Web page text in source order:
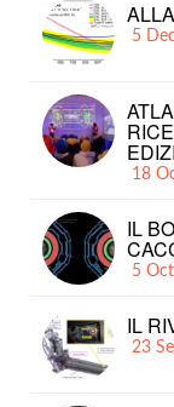
5
18
IL
5
IL
23